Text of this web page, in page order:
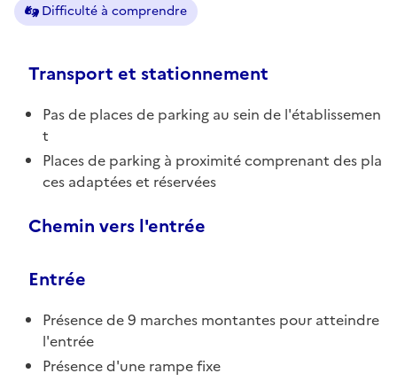
Difficulté à comprendre
Transport et stationnement
Pas de places de parking au sein de l'établissemen
t
Places de parking à proximité comprenant des pla
ces adaptées et réservées
Chemin vers l'entrée
Entrée
Présence de 9 marches montantes pour atteindre
l'entrée
Présence d'une rampe fixe